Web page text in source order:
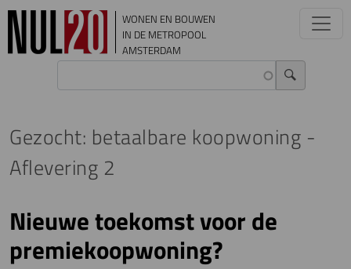
Overslaan en naar de inhoud gaan
WONEN EN BOUWEN
IN DE METROPOOL
AMSTERDAM
Gezocht: betaalbare koopwoning -
Aflevering 2
Nieuwe toekomst voor de
premiekoopwoning?